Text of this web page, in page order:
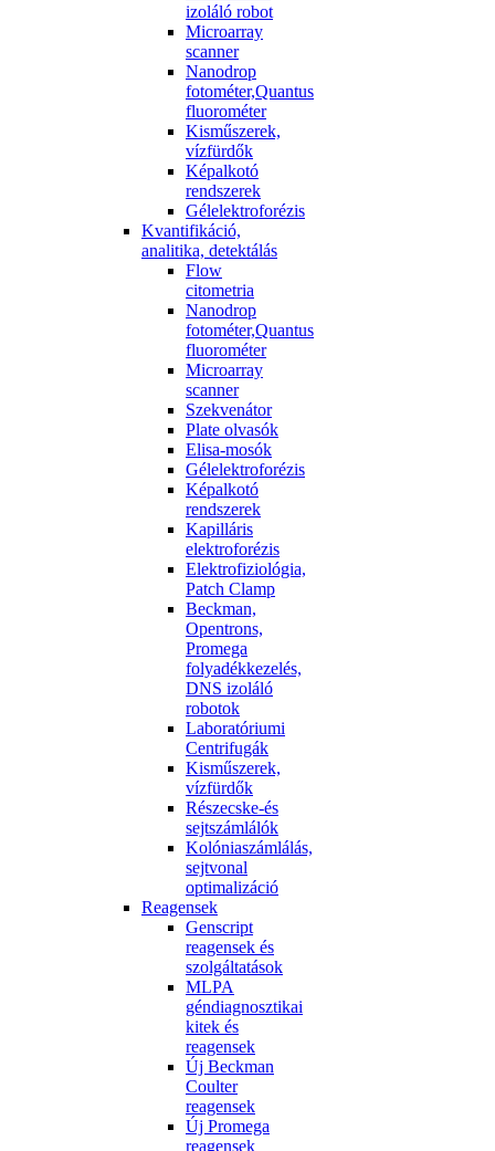
izoláló robot
Microarray
scanner
Nanodrop
fotométer,Quantus
fluorométer
Kisműszerek,
vízfürdők
Képalkotó
rendszerek
Gélelektroforézis
Kvantifikáció,
analitika, detektálás
Flow
citometria
Nanodrop
fotométer,Quantus
fluorométer
Microarray
scanner
Szekvenátor
Plate olvasók
Elisa-mosók
Gélelektroforézis
Képalkotó
rendszerek
Kapilláris
elektroforézis
Elektrofiziológia,
Patch Clamp
Beckman,
Opentrons,
Promega
folyadékkezelés,
DNS izoláló
robotok
Laboratóriumi
Centrifugák
Kisműszerek,
vízfürdők
Részecske-és
sejtszámlálók
Kolóniaszámlálás,
sejtvonal
optimalizáció
Reagensek
Genscript
reagensek és
szolgáltatások
MLPA
géndiagnosztikai
kitek és
reagensek
Új Beckman
Coulter
reagensek
Új Promega
reagensek